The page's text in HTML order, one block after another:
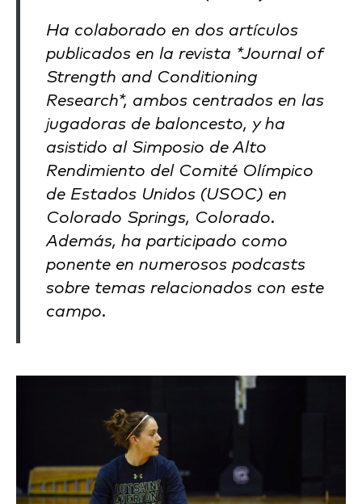
Ha colaborado en dos artículos
publicados en la revista *Journal of
Strength and Conditioning
Research*, ambos centrados en las
jugadoras de baloncesto, y ha
asistido al Simposio de Alto
Rendimiento del Comité Olímpico
de Estados Unidos (USOC) en
Colorado Springs, Colorado.
Además, ha participado como
ponente en numerosos podcasts
sobre temas relacionados con este
campo.